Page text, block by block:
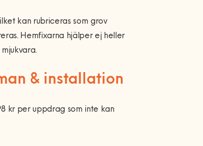
kan rubriceras som grov
Hemfixarna hjälper ej heller
& installation
kr per uppdrag som inte kan